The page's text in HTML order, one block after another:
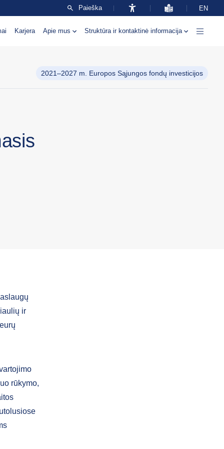
Paieška EN
Karjera Apie mus Struktūra ir kontaktinė informacija
2021–2027 m. Europos Sąjungos fondų investicijos
ir
rūkymo,